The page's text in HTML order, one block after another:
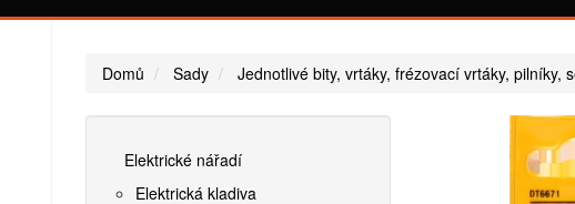
Domů Sady Jednotlivé bity, vrtáky, frézovací vrtáky, pilníky,
Elektrické nářadí
Elektrická kladiva